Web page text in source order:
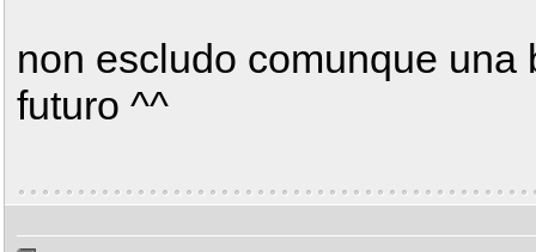
non escludo comunque
futuro ^^